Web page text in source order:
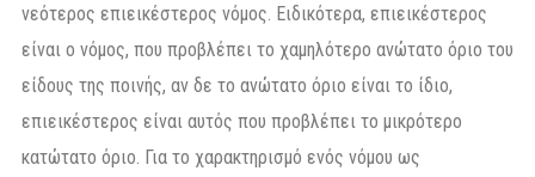
νεότερος επιεικέστερος νόμος. Ειδικότερα, επιεικέστερος
είναι ο νόμος, που προβλέπει το χαμηλότερο ανώτατο όριο του
είδους της ποινής, αν δε το ανώτατο όριο είναι το ίδιο,
επιεικέστερος είναι αυτός που προβλέπει το μικρότερο
κατώτατο όριο. Για το χαρακτηρισμό ενός νόμου ως